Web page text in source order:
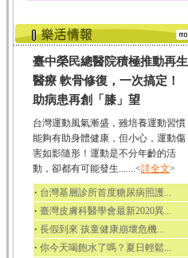
臺中榮民總醫院積極推動再生
醫療 軟骨修復，一次搞定！
助病患再創「膝」望
台灣運動風氣漸盛，雖培養運動習慣
能夠有助身體健康，但小心，運動傷
害如影隨形！運動是不分年齡的活
動，卻都有可能發生.......<詳全文>
‧ 台灣基層診所首度糖尿病照護...
‧ 臺灣皮膚科醫學會最新2020異...
‧ 長假到來 孩童健康崩壞危機...
‧ 你今天喝飽水了嗎？夏日輕鬆...